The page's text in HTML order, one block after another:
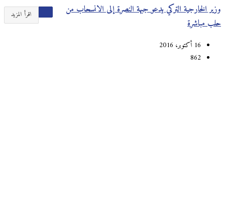
اقرأ المزيد
وزير الخارجية التركي يدعو جبهة النصرة إلى الانسحاب من
حلب مباشرة
16 أكتوبر، 2016
862